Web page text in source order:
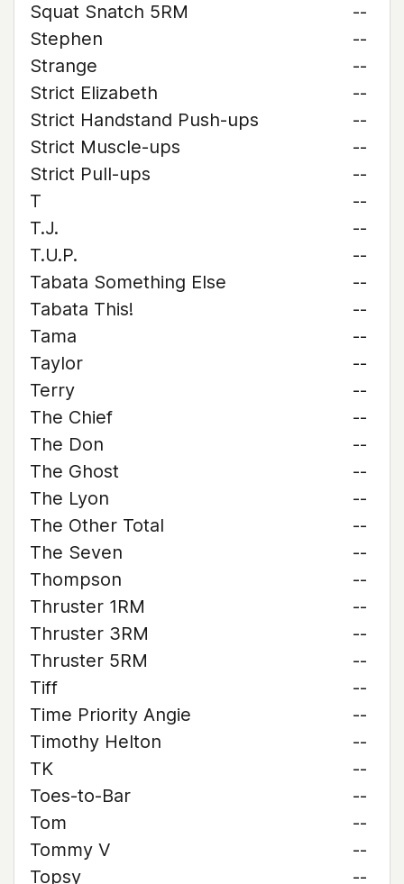
Squat Snatch 5RM
--
Stephen
--
Strange
--
Strict Elizabeth
--
Strict Handstand Push-ups
--
Strict Muscle-ups
--
Strict Pull-ups
--
T
--
T.J.
--
T.U.P.
--
Tabata Something Else
--
Tabata This!
--
Tama
--
Taylor
--
Terry
--
The Chief
--
The Don
--
The Ghost
--
The Lyon
--
The Other Total
--
The Seven
--
Thompson
--
Thruster 1RM
--
Thruster 3RM
--
Thruster 5RM
--
Tiff
--
Time Priority Angie
--
Timothy Helton
--
TK
--
Toes-to-Bar
--
Tom
--
Tommy V
--
Topsy
--